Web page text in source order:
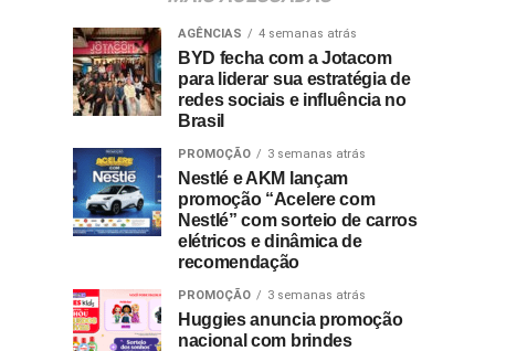
AGÊNCIAS 4 semanas atrás
BYD fecha com a Jotacom
para liderar sua estratégia de
redes sociais e influência no
Brasil
PROMOÇÃO 3 semanas atrás
Nestlé e AKM lançam
promoção “Acelere com
Nestlé” com sorteio de carros
elétricos e dinâmica de
recomendação
PROMOÇÃO 3 semanas atrás
Huggies anuncia promoção
nacional com brindes